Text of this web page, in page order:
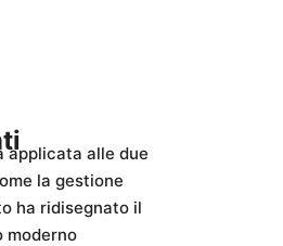
applicata alle due
la gestione
ha ridisegnato il
moderno